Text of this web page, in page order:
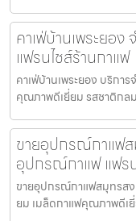
คาเฟ่บ้านเพระยอ
แฟรนไชส์ร้านกาแฟ
คาเฟ่บ้านเพระยอง บริกา
คุณภาพดีเยี่ยม รสชาติกล
ขายอุปกรณ์กาแฟส
อุปกรณ์กาแฟ แฟร
ขายอุปกรณ์กาแฟสมุทรสง
ยม เมล็ดกาแฟคุณภาพดีเ